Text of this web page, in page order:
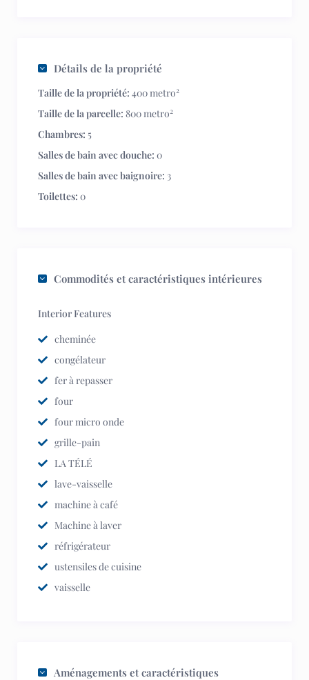
Détails de la propriété
Taille de la propriété: 400 metro2
Taille de la parcelle: 800 metro2
Chambres: 5
Salles de bain avec douche: 0
Salles de bain avec baignoire: 3
Toilettes: 0
Commodités et caractéristiques intérieures
Interior Features
cheminée
congélateur
fer à repasser
four
four micro onde
grille-pain
LA TÉLÉ
lave-vaisselle
machine à café
Machine à laver
réfrigérateur
ustensiles de cuisine
vaisselle
Aménagements et caractéristiques